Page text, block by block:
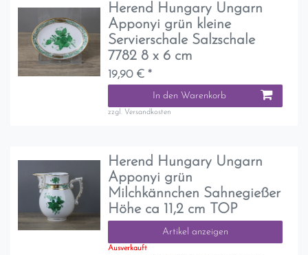
Herend Hungary Ungarn
Apponyi grün kleine
Servierschale Salzschale
7782 8 x 6 cm
19,90 € *
In den Warenkorb
zzgl. Versandkosten
Herend Hungary Ungarn
Apponyi grün
Milchkännchen Sahnegießer
Höhe ca 11,2 cm TOP
Artikel anzeigen
Ausverkauft